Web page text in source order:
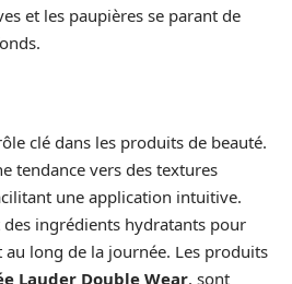
et les paupières se parant de
clé dans les produits de beauté.
tendance vers des textures
une application intuitive.
ingrédients hydratants pour
long de la journée. Les produits
Lauder Double Wear, sont